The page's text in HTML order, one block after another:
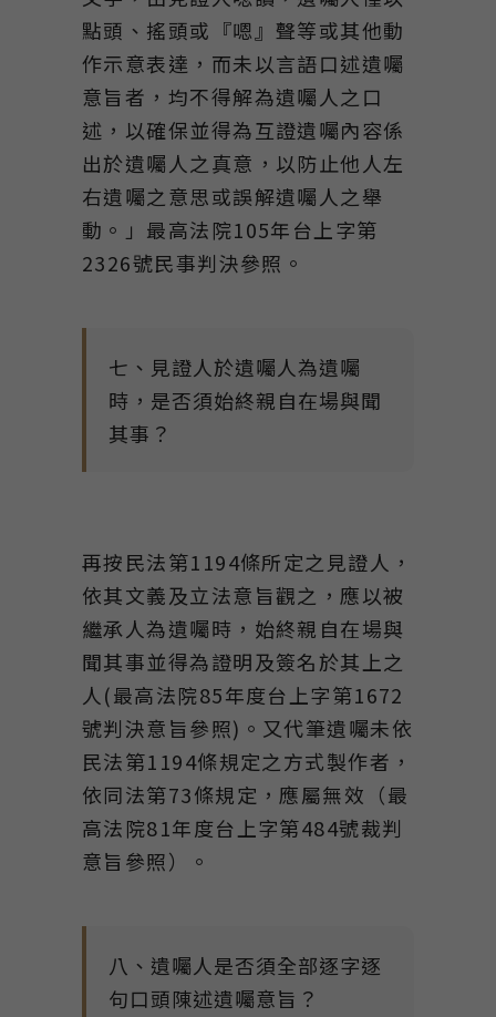
點頭、搖頭或『嗯』聲等或其他動
作示意表達，而未以言語口述遺囑
意旨者，均不得解為遺囑人之口
述，以確保並得為互證遺囑內容係
出於遺囑人之真意，以防止他人左
右遺囑之意思或誤解遺囑人之舉
動。」最高法院105年台上字第
2326號民事判決參照。
七、見證人於遺囑人為遺囑
時，是否須始終親自在場與聞
其事？
再按民法第1194條所定之見證人，
依其文義及立法意旨觀之，應以被
繼承人為遺囑時，始終親自在場與
聞其事並得為證明及簽名於其上之
人(最高法院85年度台上字第1672
號判決意旨參照)。又代筆遺囑未依
民法第1194條規定之方式製作者，
依同法第73條規定，應屬無效（最
高法院81年度台上字第484號裁判
意旨參照）。
八、遺囑人是否須全部逐字逐
句口頭陳述遺囑意旨？